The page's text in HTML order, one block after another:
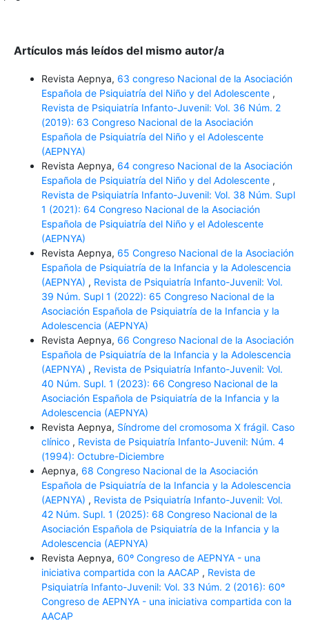
Artículos más leídos del mismo autor/a
Revista Aepnya, 63 congreso Nacional de la Asociación
Española de Psiquiatría del Niño y del Adolescente ,
Revista de Psiquiatría Infanto-Juvenil: Vol. 36 Núm. 2
(2019): 63 Congreso Nacional de la Asociación
Española de Psiquiatría del Niño y el Adolescente
(AEPNYA)
Revista Aepnya, 64 congreso Nacional de la Asociación
Española de Psiquiatría del Niño y del Adolescente ,
Revista de Psiquiatría Infanto-Juvenil: Vol. 38 Núm. Supl
1 (2021): 64 Congreso Nacional de la Asociación
Española de Psiquiatría del Niño y el Adolescente
(AEPNYA)
Revista Aepnya, 65 Congreso Nacional de la Asociación
Española de Psiquiatría de la Infancia y la Adolescencia
(AEPNYA) , Revista de Psiquiatría Infanto-Juvenil: Vol.
39 Núm. Supl 1 (2022): 65 Congreso Nacional de la
Asociación Española de Psiquiatría de la Infancia y la
Adolescencia (AEPNYA)
Revista Aepnya, 66 Congreso Nacional de la Asociación
Española de Psiquiatría de la Infancia y la Adolescencia
(AEPNYA) , Revista de Psiquiatría Infanto-Juvenil: Vol.
40 Núm. Supl. 1 (2023): 66 Congreso Nacional de la
Asociación Española de Psiquiatría de la Infancia y la
Adolescencia (AEPNYA)
Revista Aepnya, Síndrome del cromosoma X frágil. Caso
clínico , Revista de Psiquiatría Infanto-Juvenil: Núm. 4
(1994): Octubre-Diciembre
Aepnya, 68 Congreso Nacional de la Asociación
Española de Psiquiatría de la Infancia y la Adolescencia
(AEPNYA) , Revista de Psiquiatría Infanto-Juvenil: Vol.
42 Núm. Supl. 1 (2025): 68 Congreso Nacional de la
Asociación Española de Psiquiatría de la Infancia y la
Adolescencia (AEPNYA)
Revista Aepnya, 60º Congreso de AEPNYA - una
iniciativa compartida con la AACAP , Revista de
Psiquiatría Infanto-Juvenil: Vol. 33 Núm. 2 (2016): 60º
Congreso de AEPNYA - una iniciativa compartida con la
AACAP